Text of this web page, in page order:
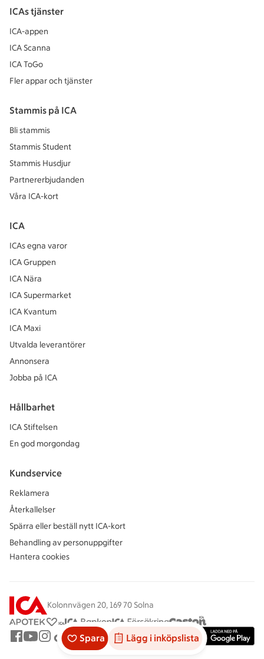
Spara Lägg i inköpslista
ICAs tjänster
ICA-appen
ICA Scanna
ICA ToGo
Fler appar och tjänster
Stammis på ICA
Bli stammis
Stammis Student
Stammis Husdjur
Partnererbjudanden
Våra ICA-kort
ICA
ICAs egna varor
ICA Gruppen
ICA Nära
ICA Supermarket
ICA Kvantum
ICA Maxi
Utvalda leverantörer
Annonsera
Jobba på ICA
Hållbarhet
ICA Stiftelsen
En god morgondag
Kundservice
Reklamera
Återkallelser
Spärra eller beställ nytt ICA-kort
Behandling av personuppgifter
Hantera cookies
Kolonnvägen 20, 169 70 Solna